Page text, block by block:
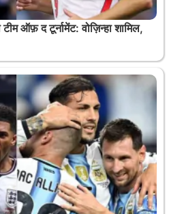
ऑफ़ द टूर्नामेंट: वोज़िन्हा शामिल,